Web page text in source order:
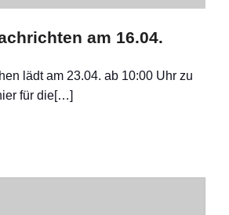
am 16.04.
lädt am 23.04. ab 10:00 Uhr zu
für die[…]